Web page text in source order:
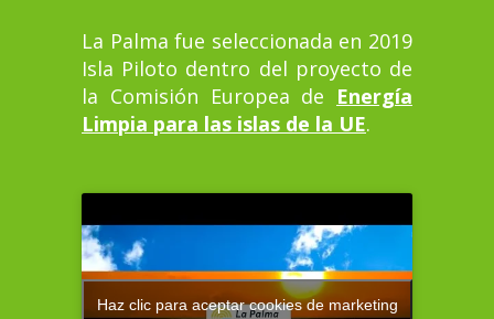
La Palma fue seleccionada en 2019
Isla Piloto dentro del proyecto de
la Comisión Europea de Energía
Limpia para las islas de la UE.
Haz clic para aceptar cookies de marketing